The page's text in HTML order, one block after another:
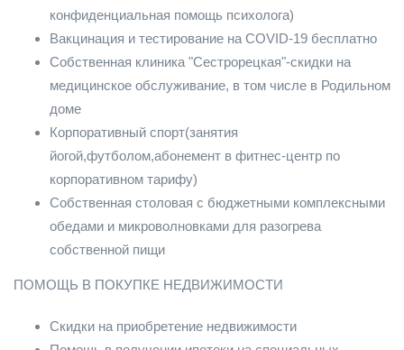
конфиденциальная помощь психолога)
Вакцинация и тестирование на COVID-19 бесплатно
Собственная клиника "Сестрорецкая"-скидки на
медицинское обслуживание, в том числе в Родильном
доме
Корпоративный спорт(занятия
йогой,футболом,абонемент в фитнес-центр по
корпоративном тарифу)
Собственная столовая с бюджетными комплексными
обедами и микроволновками для разогрева
собственной пищи
ПОМОЩЬ В ПОКУПКЕ НЕДВИЖИМОСТИ
Скидки на приобретение недвижимости